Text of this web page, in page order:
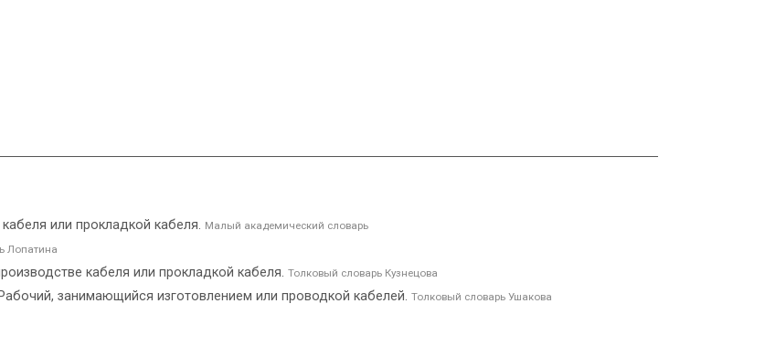
или прокладкой кабеля. Малый академический словарь
Лопатина
кабеля или прокладкой кабеля. Толковый словарь Кузнецова
занимающийся изготовлением или проводкой кабелей. Толковый словарь Ушакова